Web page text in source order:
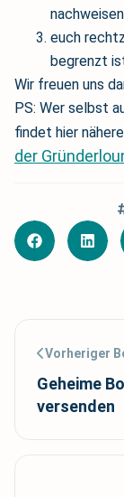
nachweisen
euch
begrenzt
Wir freuen uns
PS: Wer selbst
findet hier
der
Vorheriger
Geheime
versenden